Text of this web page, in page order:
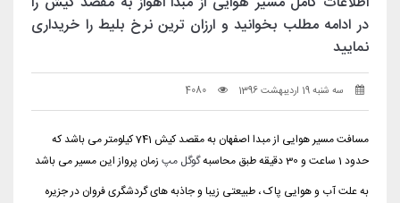
در ادامه مطلب بخوانید و ارزان ترین نرخ بلیط را خریداری
نمایید
سه شنبه 19 اردیبهشت 1396 4080
مسافت مسیر هوایی از مبدا اصفهان به مقصد کیش 741 کیلومتر می باشد که
حدود 1 ساعت و 30 دقیقه طبق محاسبه
گوگل مپ زمان پرواز این مسیر می باشد
به علت آب و هوایی پاک ، طبیعتی زیبا و جاذبه های گردشگری فروان در جزیره